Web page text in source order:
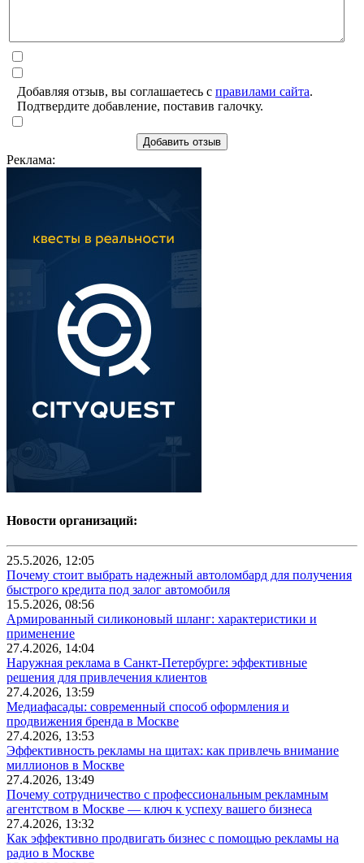
Добавляя отзыв, вы соглашаетесь с правилами сайта.
Подтвердите добавление, поставив галочку.
Добавить отзыв
Реклама:
Новости организаций:
25.5.2026, 12:05
Почему стоит выбрать надежный автоломбард для получения
быстрого кредита под залог автомобиля
15.5.2026, 08:56
Армированный силиконовый шланг: характеристики и
применение
27.4.2026, 14:04
Наружная реклама в Санкт-Петербурге: эффективные
решения для привлечения клиентов
27.4.2026, 13:59
Медиафасады: современный способ оформления и
продвижения бренда в Москве
27.4.2026, 13:53
Эффективность рекламы на щитах: как привлечь внимание
миллионов в Москве
27.4.2026, 13:49
Почему сотрудничество с профессиональным рекламным
агентством в Москве — ключ к успеху вашего бизнеса
27.4.2026, 13:32
Как эффективно продвигать бизнес с помощью рекламы на
радио в Москве